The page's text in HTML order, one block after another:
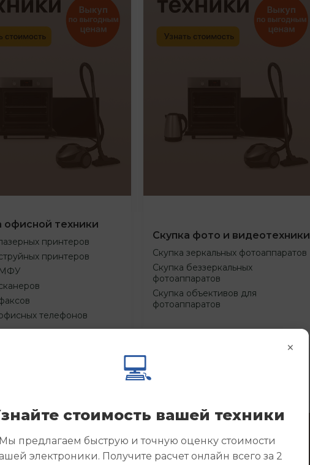
офисной техники
принтеров
принтеров
МФУ
телефонов
Скупка фото и видеотехники
Скупка зеркальных фотоаппаратов
Скупка беззеркальных
фотоаппаратов
Скупка объективов для
фотоаппаратов
×
💻
стоимость вашей техники
предлагаем быструю и точную оценку стоимости
электроники. Получите расчет онлайн всего за 2